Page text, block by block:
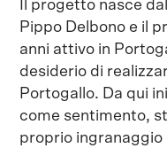
Il progetto nasce
Pippo Delbono e il
anni attivo in
desiderio di
Portogallo. Da qui
come sentimento,
proprio ingranaggio